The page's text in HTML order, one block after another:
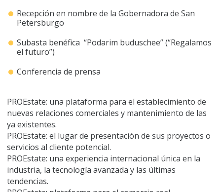
Recepción en nombre de la Gobernadora de San
Petersburgo
Subasta benéfica “Podarim buduschee” (“Regalamos
el futuro”)
Conferencia de prensa
PROEstate: una plataforma para el establecimiento de
nuevas relaciones comerciales y mantenimiento de las
ya existentes.
PROEstate: el lugar de presentación de sus proyectos o
servicios al cliente potencial.
PROEstate: una experiencia internacional única en la
industria, la tecnología avanzada y las últimas
tendencias.